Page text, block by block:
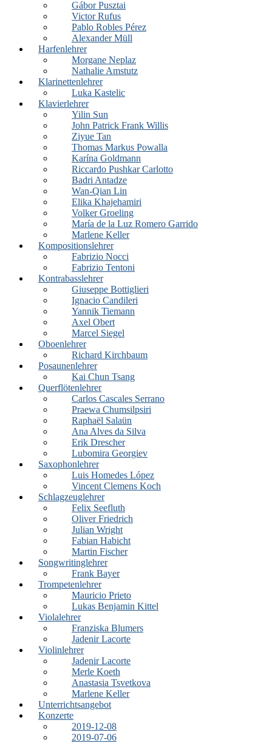
Gábor Pusztai
Victor Rufus
Pablo Robles Pérez
Alexander Müll
Harfenlehrer
Morgane Neplaz
Nathalie Amstutz
Klarinettenlehrer
Luka Kastelic
Klavierlehrer
Yilin Sun
John Patrick Frank Willis
Ziyue Tan
Thomas Markus Powalla
Karína Goldmann
Riccardo Pushkar Carlotto
Badri Antadze
Wan-Qian Lin
Elika Khajehamiri
Volker Groeling
María de la Luz Romero Garrido
Marlene Keller
Kompositionslehrer
Fabrizio Nocci
Fabrizio Tentoni
Kontrabasslehrer
Giuseppe Bottiglieri
Ignacio Candileri
Yannik Tiemann
Axel Obert
Marcel Siegel
Oboenlehrer
Richard Kirchbaum
Posaunenlehrer
Kai Chun Tsang
Querflötenlehrer
Carlos Cascales Serrano
Praewa Chumsilpsiri
Raphaël Salaün
Ana Alves da Silva
Erik Drescher
Lubomira Georgiev
Saxophonlehrer
Luis Homedes López
Vincent Clemens Koch
Schlagzeuglehrer
Felix Seefluth
Oliver Friedrich
Julian Wright
Fabian Habicht
Martin Fischer
Songwritinglehrer
Frank Bayer
Trompetenlehrer
Mauricio Prieto
Lukas Benjamin Kittel
Violalehrer
Franziska Blumers
Jadenir Lacorte
Violinlehrer
Jadenir Lacorte
Merle Koeth
Anastasia Tsvetkova
Marlene Keller
Unterrichtsangebot
Konzerte
2019-12-08
2019-07-06